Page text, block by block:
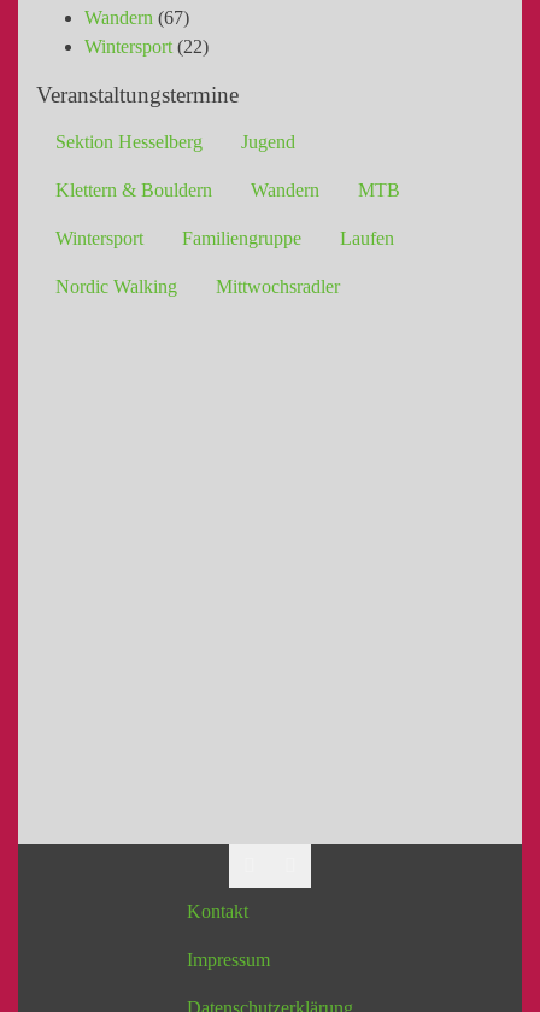
Wandern (67)
Wintersport (22)
Veranstaltungstermine
Sektion Hesselberg Jugend
Klettern & Bouldern Wandern MTB
Wintersport Familiengruppe Laufen
Nordic Walking Mittwochsradler
Kontakt
Impressum
Datenschutzerklärung